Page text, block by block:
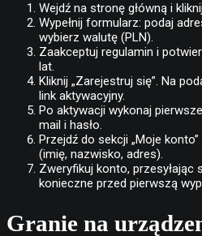
Wejdź na stronę główną i
Wypełnij formularz: podaj
wybierz walutę (PLN).
Zaakceptuj regulamin i
lat.
Kliknij „Zarejestruj się”. Na
link aktywacyjny.
Po aktywacji wykonaj
mail i hasło.
Przejdź do sekcji „Moje
(imię, nazwisko, adres).
Zweryfikuj konto,
konieczne przed pierwszą
Granie na